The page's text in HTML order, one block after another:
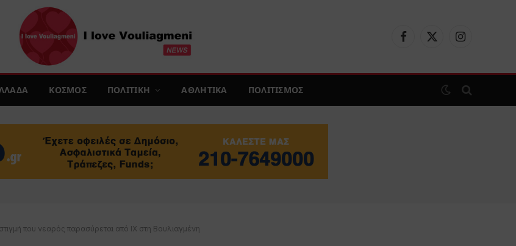
Facebook
X
Instagram
ΚΟΣΜΟΣ ΠΟΛΙΤΙΚΗ ΑΘΛΗΤΙΚΑ ΠΟΛΙΤΙΣΜΟΣ
που νεαρός παρασύρεται από ΙΧ στη Βουλιαγμένη